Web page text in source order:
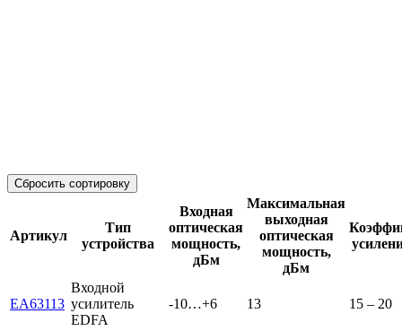
Сбросить сортировку
Артикул
Тип
устройства
Входная
оптическая
мощность,
дБм
Максимальная
выходная
оптическая
мощность,
дБм
EA63113
Входной
усилитель
EDFA
-10…+6 13 15 – 20